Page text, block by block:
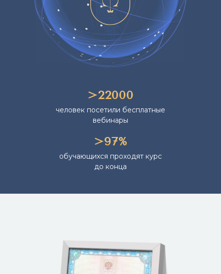
>22000
человек посетили бесплатные
вебинары
>97%
обучающихся проходят курс
до конца